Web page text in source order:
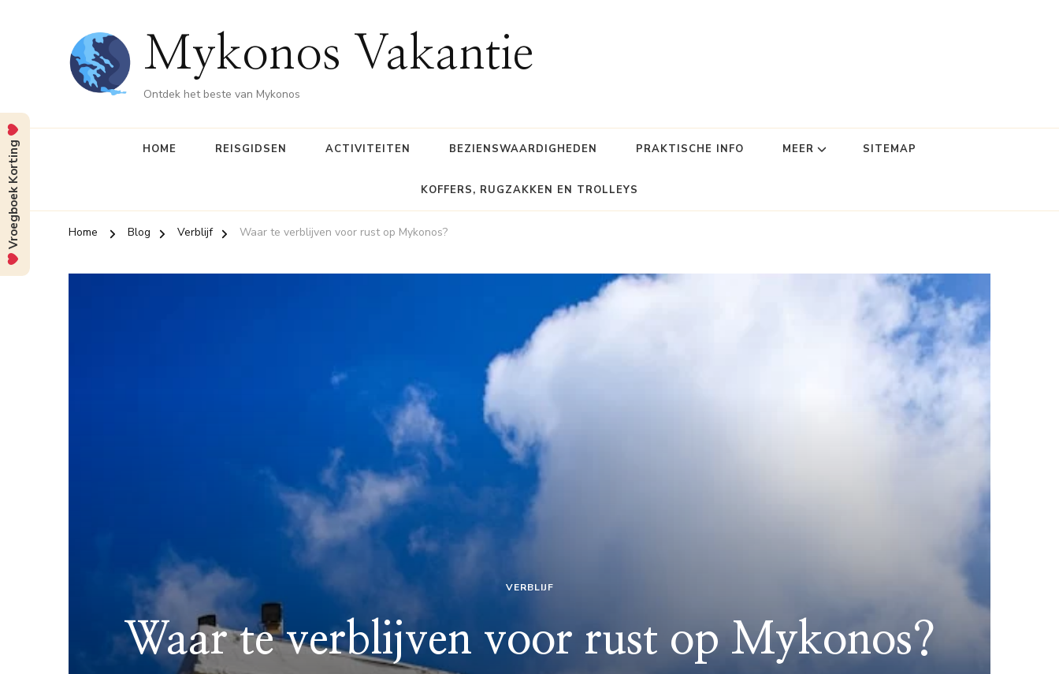
Mykonos Vakantie
Ontdek het beste van Mykonos
HOME REISGIDSEN ACTIVITEITEN BEZIENSWAARDIGHEDEN PRAKTISCHE INFO MEER SITEMAP
KOFFERS, RUGZAKKEN EN TROLLEYS
Home Blog Verblijf Waar te verblijven voor rust op Mykonos?
VERBLIJF
Waar te verblijven voor rust op Mykonos?
Vroegboek Korting